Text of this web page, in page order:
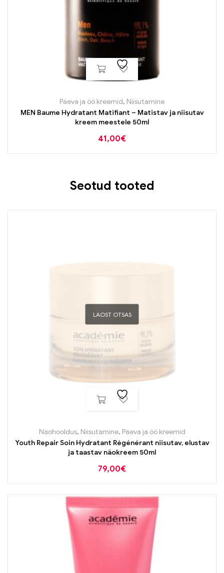
Päeva ja öö kreemid, Niisutamine
MEN Baume Hydratant Matifiant – Matistav ja niisutav
kreem meestele 50ml
41,00€
Seotud tooted
LAOST OTSAS
Näohooldus, Niisutamine, Päeva ja öö kreemid
Youth Repair Soin Hydratant Régénérant niisutav, elustav
ja taastav näokreem 50ml
79,00€